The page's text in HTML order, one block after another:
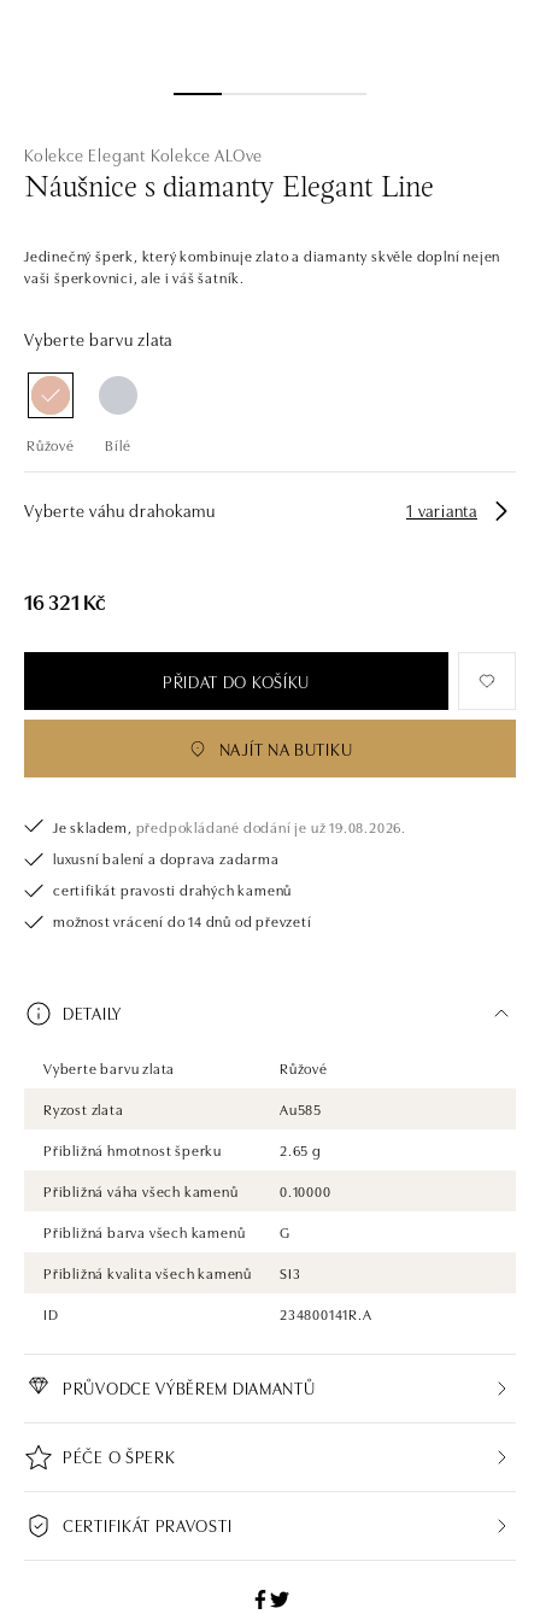
Kolekce Elegant Kolekce ALOve
Náušnice s diamanty Elegant Line
Jedinečný šperk, který kombinuje zlato a diamanty skvěle doplní nejen
vaši šperkovnici, ale i váš šatník.
Vyberte barvu zlata
Růžové Bílé
Vyberte váhu drahokamu 1 varianta
16 321 Kč
PŘIDAT DO KOŠÍKU
NAJÍT NA BUTIKU
Je skladem, předpokládané dodání je už 19.08.2026.
luxusní balení a doprava zadarma
certifikát pravosti drahých kamenů
možnost vrácení do 14 dnů od převzetí
DETAILY
Vyberte barvu zlata
Růžové
Ryzost zlata
Au585
Přibližná hmotnost šperku
2.65 g
Přibližná váha všech kamenů
0.10000
Přibližná barva všech kamenů
G
Přibližná kvalita všech kamenů
SI3
ID
234800141R.A
PRŮVODCE VÝBĚREM DIAMANTŮ
PÉČE O ŠPERK
CERTIFIKÁT PRAVOSTI